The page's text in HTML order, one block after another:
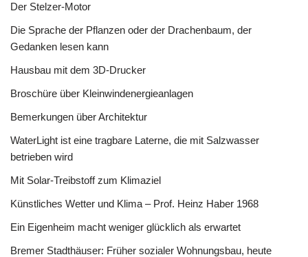
Der Stelzer-Motor
Die Sprache der Pflanzen oder der Drachenbaum, der
Gedanken lesen kann
Hausbau mit dem 3D-Drucker
Broschüre über Kleinwindenergieanlagen
Bemerkungen über Architektur
WaterLight ist eine tragbare Laterne, die mit Salzwasser
betrieben wird
Mit Solar-Treibstoff zum Klimaziel
Künstliches Wetter und Klima – Prof. Heinz Haber 1968
Ein Eigenheim macht weniger glücklich als erwartet
Bremer Stadthäuser: Früher sozialer Wohnungsbau, heute